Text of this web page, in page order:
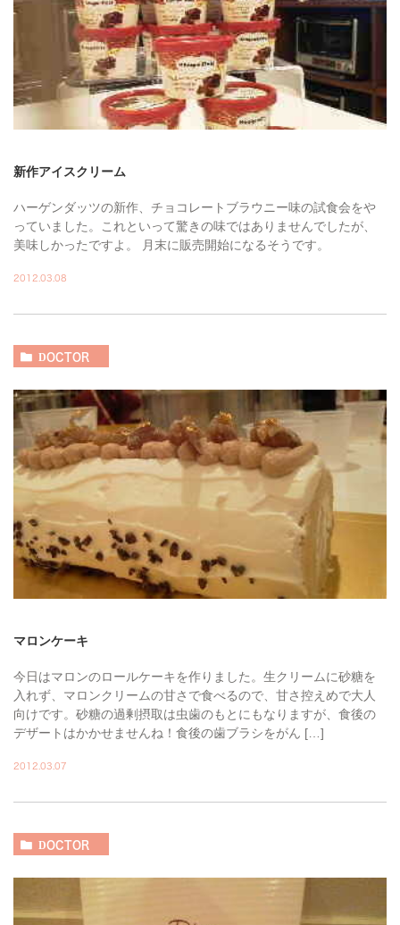
新作アイスクリーム
ハーゲンダッツの新作、チョコレートブラウニー味の試食会をや
っていました。これといって驚きの味ではありませんでしたが、
美味しかったですよ。 月末に販売開始になるそうです。
2012.03.08
DOCTOR
マロンケーキ
今日はマロンのロールケーキを作りました。生クリームに砂糖を
入れず、マロンクリームの甘さで食べるので、甘さ控えめで大人
向けです。砂糖の過剰摂取は虫歯のもとにもなりますが、食後の
デザートはかかせませんね！食後の歯ブラシをがん […]
2012.03.07
DOCTOR